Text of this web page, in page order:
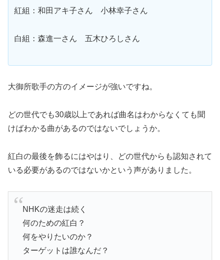
紅組：和田アキ子さん 小林幸子さん
白組：森進一さん 五木ひろしさん
大御所歌手の方のイメージが強いですね。
どの世代でも30歳以上であれば曲名はわからなくても聞
けばわかる曲があるのではないでしょうか。
紅白の最後を飾るにはやはり、どの世代からも認知されて
いる必要があるのではないかという声がありました。
NHKの迷走は続く
何のための紅白？
何をやりたいのか？
ターゲットは誰なんだ？